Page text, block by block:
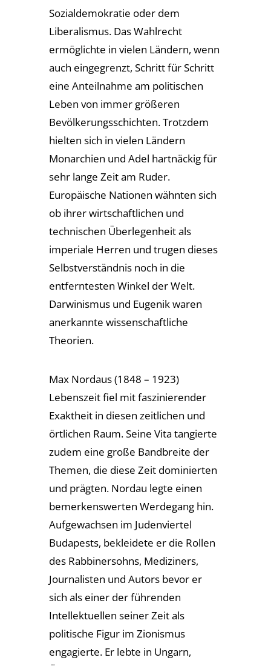
Sozialdemokratie oder dem
Liberalismus. Das Wahlrecht
ermöglichte in vielen Ländern, wenn
auch eingegrenzt, Schritt für Schritt
eine Anteilnahme am politischen
Leben von immer größeren
Bevölkerungsschichten. Trotzdem
hielten sich in vielen Ländern
Monarchien und Adel hartnäckig für
sehr lange Zeit am Ruder.
Europäische Nationen wähnten sich
ob ihrer wirtschaftlichen und
technischen Überlegenheit als
imperiale Herren und trugen dieses
Selbstverständnis noch in die
entferntesten Winkel der Welt.
Darwinismus und Eugenik waren
anerkannte wissenschaftliche
Theorien.
Max Nordaus (1848 – 1923)
Lebenszeit fiel mit faszinierender
Exaktheit in diesen zeitlichen und
örtlichen Raum. Seine Vita tangierte
zudem eine große Bandbreite der
Themen, die diese Zeit dominierten
und prägten. Nordau legte einen
bemerkenswerten Werdegang hin.
Aufgewachsen im Judenviertel
Budapests, bekleidete er die Rollen
des Rabbinersohns, Mediziners,
Journalisten und Autors bevor er
sich als einer der führenden
Intellektuellen seiner Zeit als
politische Figur im Zionismus
engagierte. Er lebte in Ungarn,